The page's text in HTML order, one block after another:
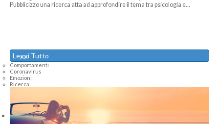
Pubblicizzo una ricerca atta ad approfondire il tema tra psicologia e…
Leggi Tutto
Comportamenti
Coronavirus
Emozioni
Ricerca